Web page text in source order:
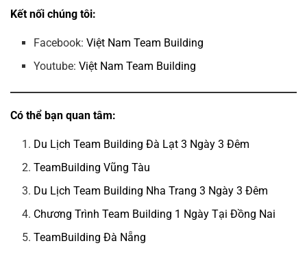
Kết nối chúng tôi:
Facebook:Việt Nam Team Building
Youtube:Việt Nam Team Building
Có thể bạn quan tâm:
Du Lịch Team Building Đà Lạt 3 Ngày 3 Đêm
TeamBuilding Vũng Tàu
Du Lịch Team Building Nha Trang 3 Ngày 3 Đêm
Chương Trình Team Building 1 Ngày Tại Đồng Nai
TeamBuilding Đà Nẵng